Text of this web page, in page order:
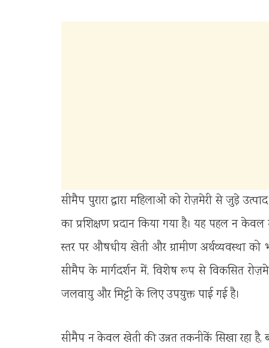
सीमैप पुरारा द्वारा महिलाओं को रोज़मेरी से जुड़े
का प्रशिक्षण प्रदान किया गया है। यह पहल न
स्तर पर औषधीय खेती और ग्रामीण अर्थव्यवस्था को
सीमैप के मार्गदर्शन में, विशेष रूप से विकसित
जलवायु और मिट्टी के लिए उपयुक्त पाई गई है।
सीमैप न केवल खेती की उन्नत तकनीकें सिखा रहा है,